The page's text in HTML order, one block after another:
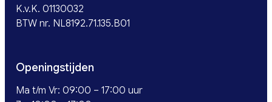
K.v.K. 01130032
BTW nr. NL8192.71.135.B01
Openingstijden
Ma t/m Vr: 09:00 – 17:00 uur